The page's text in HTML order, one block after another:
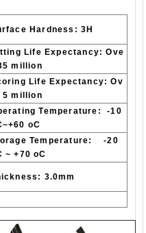
Hardness: 3H
Life Expectancy: Ove
million
Life Expectancy: Ov
5 million
Temperature: -10
oC
Temperature: -20
~ +70 oC
3.0mm